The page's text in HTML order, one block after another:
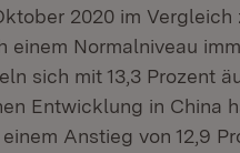
2020 im Vergleich
Normalniveau
sich mit 13,3 Prozent
Entwicklung in China
Anstieg von 12,9